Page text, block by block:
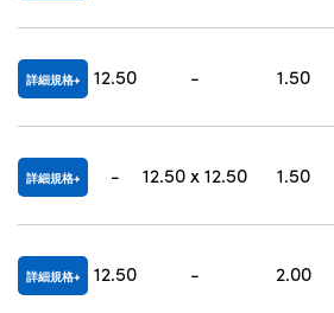
詳細規格 12.50 - 1.50
詳細規格 - 12.50 x 12.50 1.50
詳細規格 12.50 - 2.00